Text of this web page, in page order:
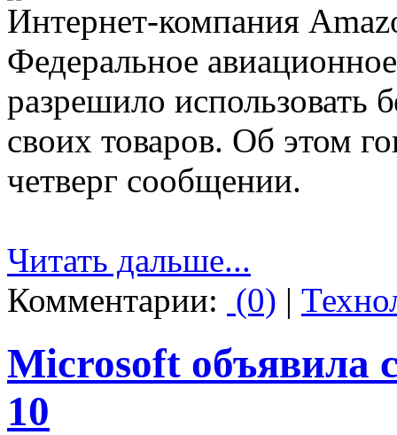
Интернет-компания
Федеральное
разрешило использовать
своих товаров. Об этом
четверг сообщении.
Читать дальше...
Комментарии: (0) |
Microsoft объявила
10